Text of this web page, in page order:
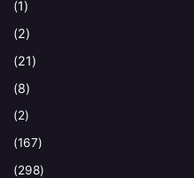
(1)
(2)
(21)
(8)
(2)
(167)
(298)